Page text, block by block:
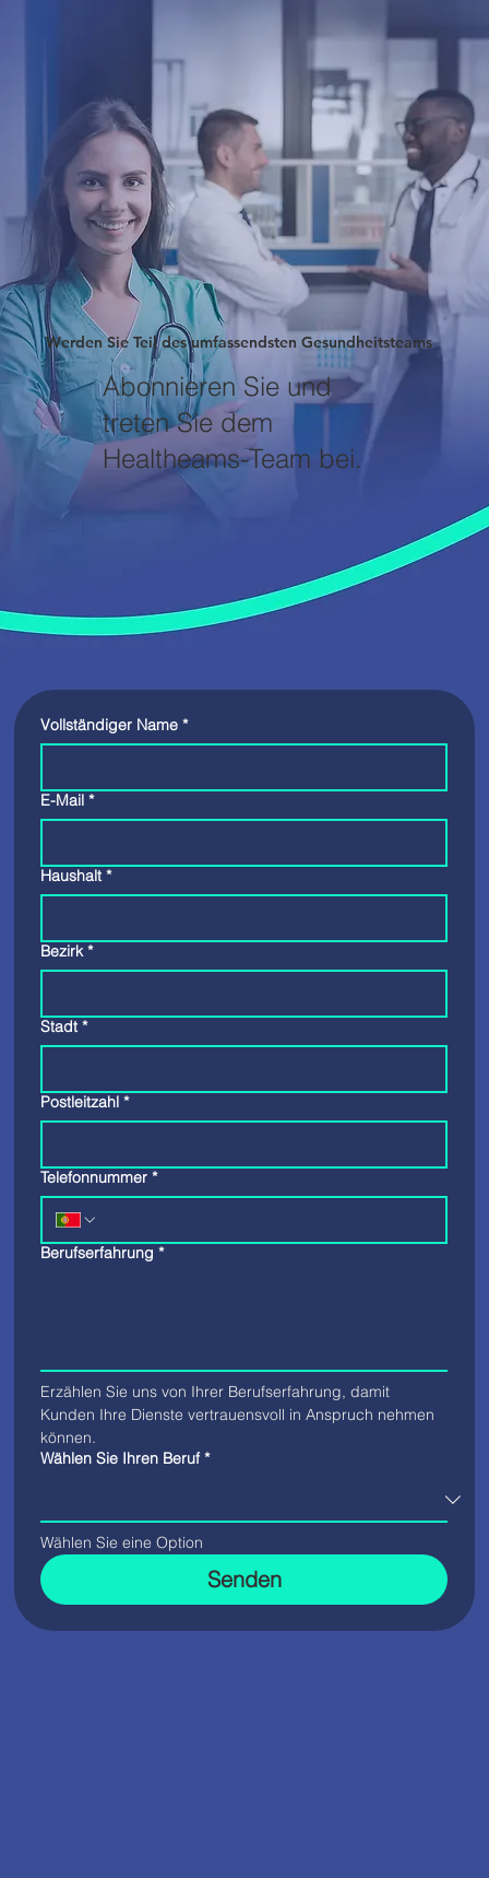
Vollständiger Name *
E-Mail *
Haushalt *
Bezirk *
Stadt *
Postleitzahl *
Telefonnummer *
Berufserfahrung *
Erzählen Sie uns von Ihrer Berufserfahrung, damit
Kunden Ihre Dienste vertrauensvoll in Anspruch nehmen
können.
Wählen Sie Ihren Beruf *
Wählen Sie eine Option
Senden
Werden Sie Teil des umfassendsten Gesundheitsteams
Abonnieren Sie und
treten Sie dem
Healtheams-Team bei.